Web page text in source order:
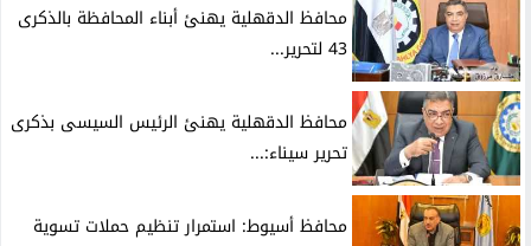
محافظ الدقهلية يهنئ أبناء المحافظة بالذكرى
43 لتحرير...
محافظ الدقهلية يهنئ الرئيس السيسى بذكرى
تحرير سيناء:...
محافظ أسيوط: استمرار تنظيم حملات تسوية